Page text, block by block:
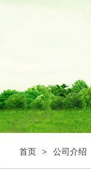
首页 > 公司介绍